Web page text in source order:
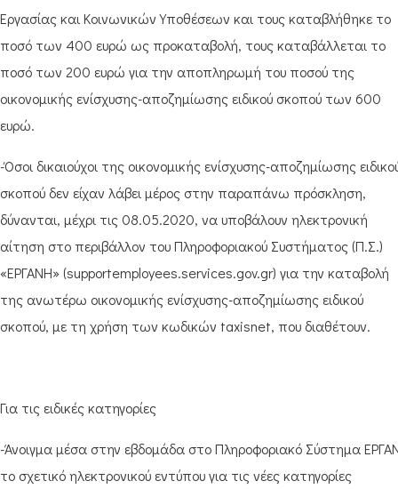
Εργασίας και Κοινωνικών Υποθέσεων και τους καταβλήθηκε το
ποσό των 400 ευρώ ως προκαταβολή, τους καταβάλλεται το
ποσό των 200 ευρώ για την αποπληρωμή του ποσού της
οικονομικής ενίσχυσης-αποζημίωσης ειδικού σκοπού των 600
ευρώ.
-Όσοι δικαιούχοι της οικονομικής ενίσχυσης-αποζημίωσης
σκοπού δεν είχαν λάβει μέρος στην παραπάνω πρόσκληση,
δύνανται, μέχρι τις 08.05.2020, να υποβάλουν ηλεκτρονική
αίτηση στο περιβάλλον του Πληροφοριακού Συστήματος (Π.Σ.)
«ΕΡΓΑΝΗ» (supportemployees.services.gov.gr) για την καταβολή
της ανωτέρω οικονομικής ενίσχυσης-αποζημίωσης ειδικού
σκοπού, με τη χρήση των κωδικών taxisnet, που διαθέτουν.
Για τις ειδικές κατηγορίες
-Άνοιγμα μέσα στην εβδομάδα στο Πληροφοριακό Σύστημα
το σχετικό ηλεκτρονικού εντύπου για τις νέες κατηγορίες